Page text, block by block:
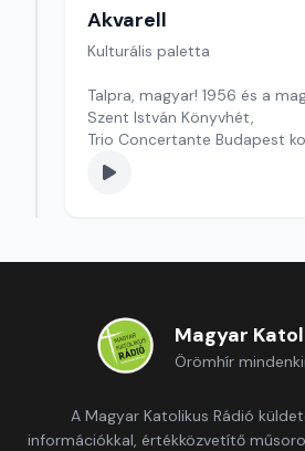
Akvarell
Kulturális paletta
Talpra, magyar! 1956 és a
Szent István Könyvhét,
Trio Concertante Budapest
Szerkesztő: Tóth J. András
Magyar
Örömhír
A Magyar Katolikus Rádió
információkkal, értékközvetítő